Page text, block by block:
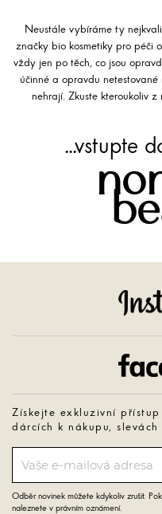
Neustále vybíráme ty
značky bio kosmetiky pro péči
vždy jen po těch, co jsou
účinné a opravdu
nehrají. Zkuste kteroukoliv
...vstupte
Získejte exkluzivní
dárcích k nákupu,
Odběr novinek můžete kdykoliv zrušit.
naleznete v právním oznámení.